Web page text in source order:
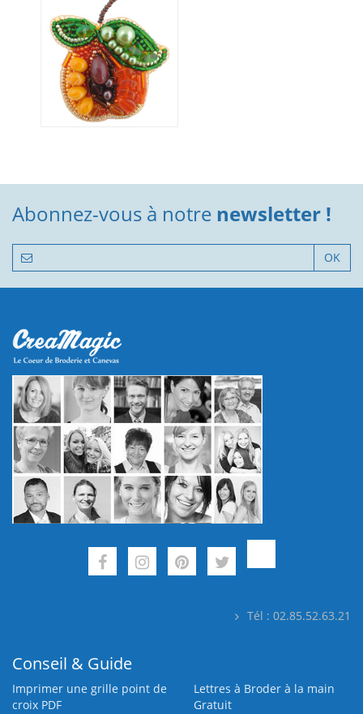
Abonnez-vous à notre newsletter !
OK
Tél : 02.85.52.63.21
Conseil & Guide
Imprimer une grille point de
croix PDF
Lettres à Broder à la main
Gratuit